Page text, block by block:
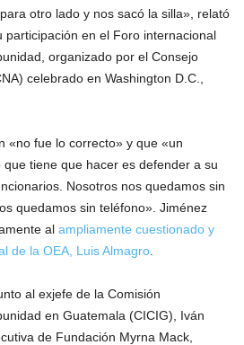
otro lado y nos sacó la silla», relató
participación en el Foro internacional
organizado por el Consejo
celebrado en Washington D.C.,
«no fue lo correcto» y que «un
tiene que hacer es defender a su
Nosotros nos quedamos sin
quedamos sin teléfono». Jiménez
al ampliamente cuestionado y
de la OEA, Luis Almagro
al exjefe de la Comisión
en Guatemala (CICIG), Iván
de Fundación Myrna Mack,